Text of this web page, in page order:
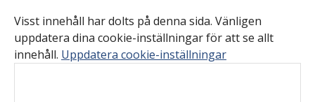
Visst innehåll har dolts på denna sida. Vänligen
uppdatera dina cookie-inställningar för att se allt
innehåll. Uppdatera cookie-inställningar